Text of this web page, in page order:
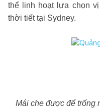
thể linh hoạt lựa chọn
thời tiết tại Sydney.
Mái che được để trống